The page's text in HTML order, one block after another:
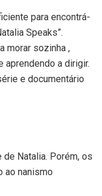
para encontrá-
Speaks”.
morar sozinha ,
aprendendo a dirigir.
e documentário
Natalia. Porém, os
ao nanismo